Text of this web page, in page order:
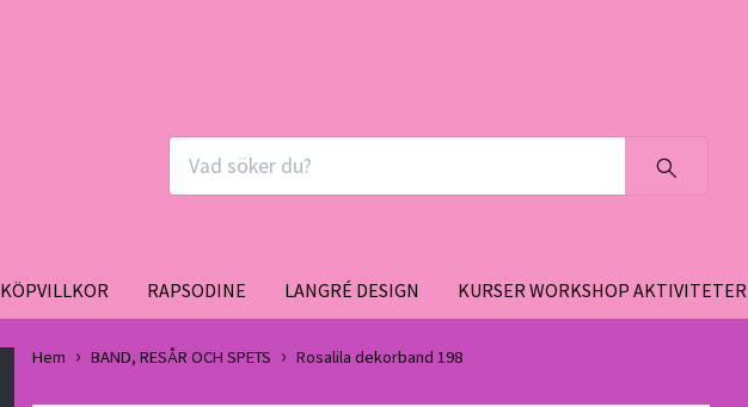
KÖPVILLKOR RAPSODINE LANGRÉ DESIGN KURSER WORKSHOP AKTIVITETER
Hem BAND, RESÅR OCH SPETS Rosalila dekorband 198